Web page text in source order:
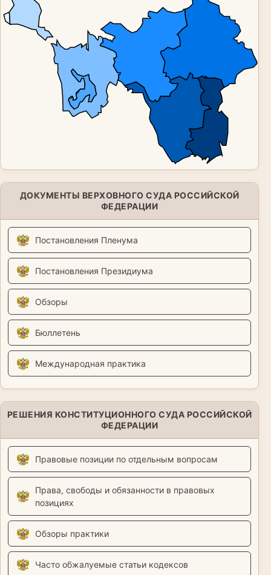
ДОКУМЕНТЫ ВЕРХОВНОГО СУДА РОССИЙСКОЙ
ФЕДЕРАЦИИ
Постановления Пленума
Постановления Президиума
Обзоры
Бюллетень
Международная практика
РЕШЕНИЯ КОНСТИТУЦИОННОГО СУДА РОССИЙСКОЙ
ФЕДЕРАЦИИ
Правовые позиции по отдельным вопросам
Права, свободы и обязанности в правовых
позициях
Обзоры практики
Часто обжалуемые статьи кодексов